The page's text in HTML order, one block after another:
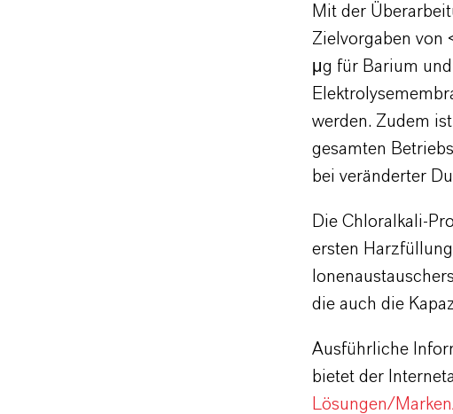
Mit der
Zielvorgaben von
μg für Barium
werden. Zudem
gesamten
bei veränderter
Die Chloralkali-
ersten
die auch die
Ausführliche
bietet der
Lösungen/